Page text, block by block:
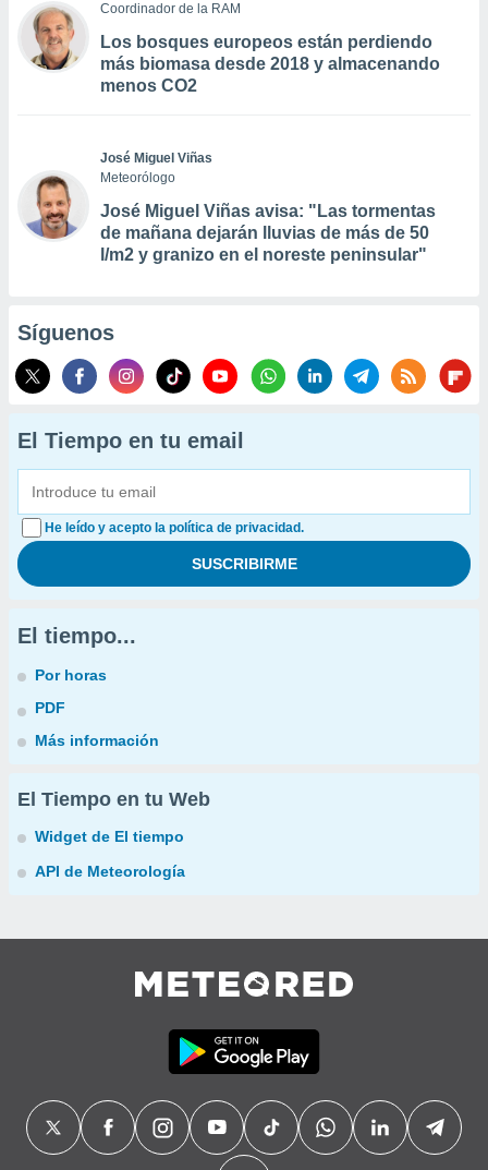
Coordinador de la RAM
Los bosques europeos están perdiendo
más biomasa desde 2018 y almacenando
menos CO2
José Miguel Viñas
Meteorólogo
José Miguel Viñas avisa: "Las tormentas
de mañana dejarán lluvias de más de 50
l/m2 y granizo en el noreste peninsular"
Síguenos
El Tiempo en tu email
He leído y acepto la política de privacidad.
El tiempo...
Por horas
PDF
Más información
El Tiempo en tu Web
Widget de El tiempo
API de Meteorología